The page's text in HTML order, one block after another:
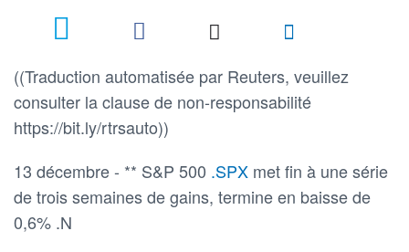
((Traduction automatisée par Reuters, veuillez
consulter la clause de non-responsabilité
https://bit.ly/rtrsauto))
13 décembre - ** S&P 500 .SPX met fin à une série
de trois semaines de gains, termine en baisse de
0,6% .N